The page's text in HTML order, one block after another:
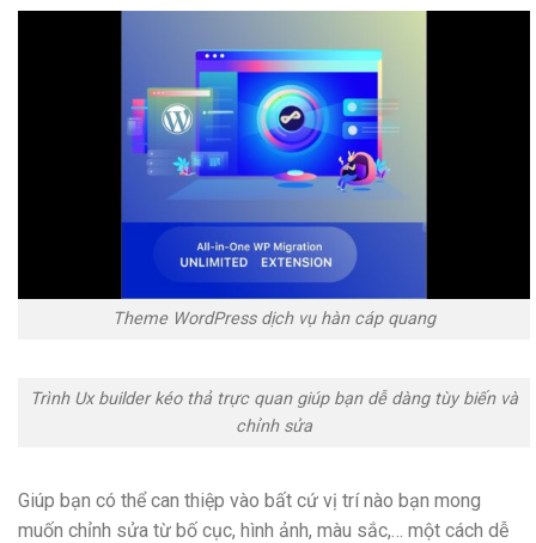
Theme WordPress dịch vụ hàn cáp quang
Trình Ux builder kéo thả trực quan giúp bạn dễ dàng tùy biến và
chỉnh sửa
Giúp bạn có thể can thiệp vào bất cứ vị trí nào bạn mong
muốn chỉnh sửa từ bố cục, hình ảnh, màu sắc,… một cách dễ